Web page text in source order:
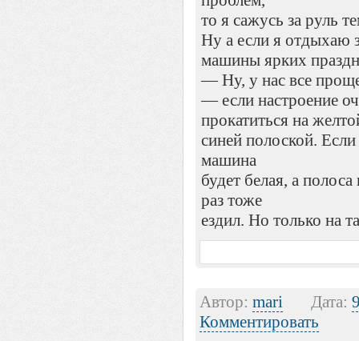
то я сажусь за руль
Ну а если я отдыхаю
машины ярких
— Ну, у нас все
— если настроение
прокатиться на
синей полоской.
машина
будет белая, а
раз тоже
ездил. Но только на
Автор: mari Дата:
Комментировать